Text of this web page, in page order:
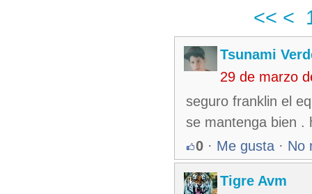
<< <
Tsunami
29 de marzo
seguro franklin el
se mantenga bien .
0 · Me gusta · No
Tigre Avm